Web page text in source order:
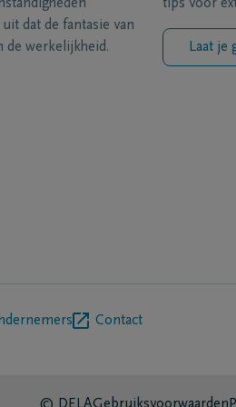
dat de fantasie van
de werkelijkheid.
tips voor
Laat je
Contact